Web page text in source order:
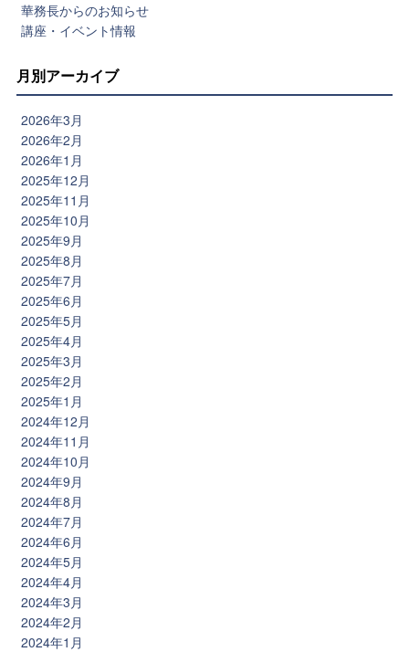
華務長からのお知らせ
講座・イベント情報
月別アーカイブ
2026年3月
2026年2月
2026年1月
2025年12月
2025年11月
2025年10月
2025年9月
2025年8月
2025年7月
2025年6月
2025年5月
2025年4月
2025年3月
2025年2月
2025年1月
2024年12月
2024年11月
2024年10月
2024年9月
2024年8月
2024年7月
2024年6月
2024年5月
2024年4月
2024年3月
2024年2月
2024年1月